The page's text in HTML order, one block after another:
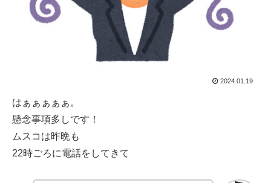
2024.01.19
はぁぁぁぁぁ。
懸念事項多しです！
ムスコは昨晩も
22時ごろに電話をしてきて